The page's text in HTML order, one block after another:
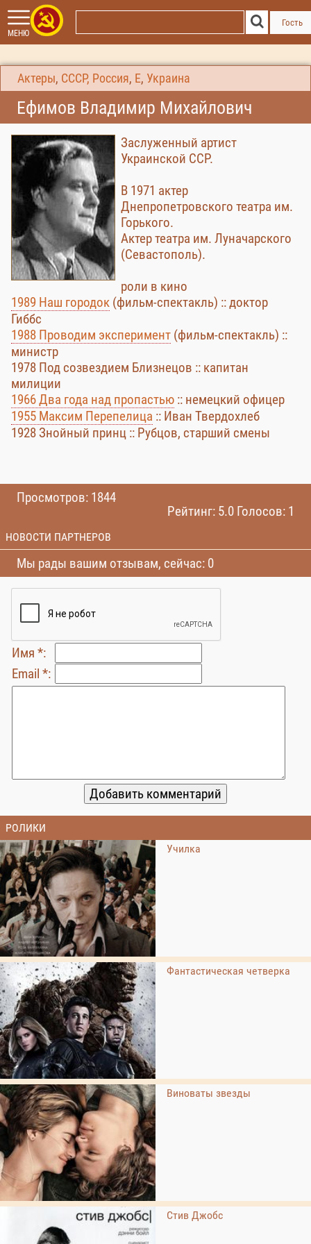
МЕНЮ
Гость
Актеры, СССР, Россия, Е, Украина
Ефимов Владимир Михайлович
Заслуженный артист
Украинской ССР.
В 1971 актер
Днепропетровского театра им.
Горького.
Актер театра им. Луначарского
(Севастополь).
роли в кино
1989 Наш городок (фильм-спектакль) :: доктор
Гиббс
1988 Проводим эксперимент (фильм-спектакль) ::
министр
1978 Под созвездием Близнецов :: капитан
милиции
1966 Два года над пропастью :: немецкий офицер
1955 Максим Перепелица :: Иван Твердохлеб
1928 Знойный принц :: Рубцов, старший смены
Просмотров: 1844
Рейтинг: 5.0 Голосов: 1
НОВОСТИ ПАРТНЕРОВ
Мы рады вашим отзывам, сейчас: 0
Имя *:
Email *:
РОЛИКИ
Училка
Фантастическая четверка
Виноваты звезды
Стив Джобс